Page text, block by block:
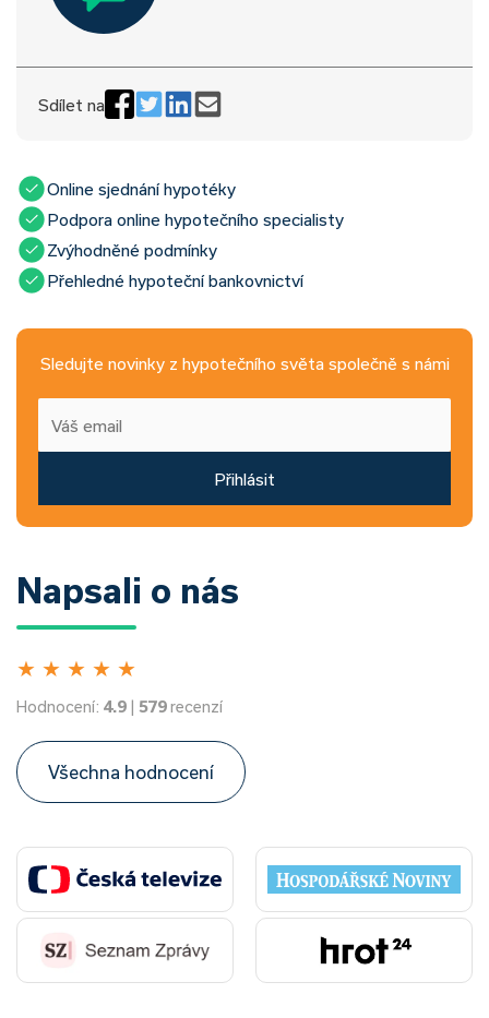
Sdílet na
Online sjednání hypotéky
Podpora online hypotečního specialisty
Zvýhodněné podmínky
Přehledné hypoteční bankovnictví
Sledujte novinky z hypotečního světa společně s námi
Přihlásit
Napsali o nás
★ ★ ★ ★ ★
Hodnocení: 4.9 | 579recenzí
Všechna hodnocení